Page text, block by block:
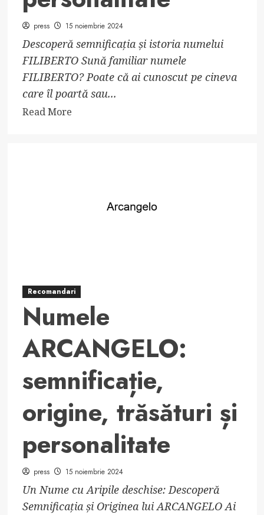
press 15 noiembrie 2024
Descoperă semnificația și istoria numelui
FILIBERTO Sună familiar numele
FILIBERTO? Poate că ai cunoscut pe cineva
care îl poartă sau...
Read MoreRead
trăsături
Recomandari
Numele
ARCANGELO:
semnificație,
origine, trăsături și
personalitate
press 15 noiembrie 2024
Un Nume cu Aripile deschise: Descoperă
Semnificația și Originea lui ARCANGELO Ai